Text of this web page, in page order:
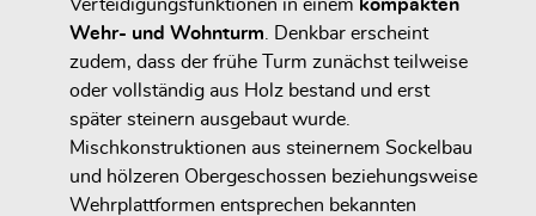
Verteidigungsfunktionen in einem kompakten
Wehr- und Wohnturm . Denkbar erscheint
zudem, dass der frühe Turm zunächst teilweise
oder vollständig aus Holz bestand und erst
später steinern ausgebaut wurde.
Mischkonstruktionen aus steinernem Sockelbau
und hölzeren Obergeschossen beziehungsweise
Wehrplattformen entsprechen bekannten